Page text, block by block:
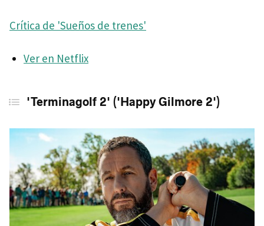
Crítica de 'Sueños de trenes'
Ver en Netflix
'Terminagolf 2' ('Happy Gilmore 2')